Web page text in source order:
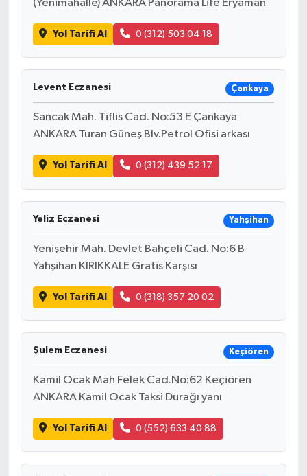
(Yenimahalle) ANKARA Panorama Life Eryaman
Yol Tarifi Al 0 (312) 503 04 18
Levent Eczanesi Çankaya
Sancak Mah. Tiflis Cad. No:53 E Çankaya
ANKARA Turan Güneş Blv.Petrol Ofisi arkası
Yol Tarifi Al 0 (312) 439 52 17
Yeliz Eczanesi Yahşihan
Yenişehir Mah. Devlet Bahçeli Cad. No:6 B
Yahşihan KIRIKKALE Gratis Karşısı
Yol Tarifi Al 0 (318) 357 20 02
Şulem Eczanesi Keçiören
Kamil Ocak Mah Felek Cad.No:62 Keçiören
ANKARA Kamil Ocak Taksi Durağı yanı
Yol Tarifi Al 0 (552) 633 40 88